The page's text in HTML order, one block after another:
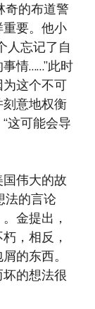
的布道警
要。他小
人忘记了自
情……”此时
这个不可
意地权衡
这可能会导
伟大的故
法的言论
金提出，
，相反，
的东西。
的想法很